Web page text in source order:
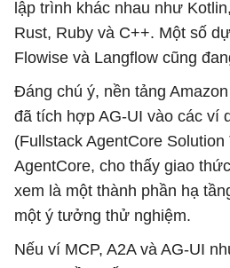
lập trình khác nhau như
Rust, Ruby và C++. Một số
Flowise và Langflow cũng
Đáng chú ý, nền tảng
đã tích hợp AG-UI vào các ví
(Fullstack AgentCore
AgentCore, cho thấy giao
xem là một thành phần hạ
một ý tưởng thử nghiệm.
Nếu ví MCP, A2A và AG-UI